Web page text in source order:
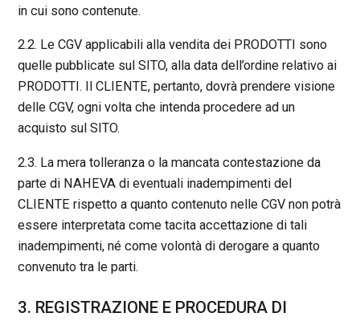
in cui sono contenute.
2.2. Le CGV applicabili alla vendita dei PRODOTTI sono
quelle pubblicate sul SITO, alla data dell’ordine relativo ai
PRODOTTI. Il CLIENTE, pertanto, dovrà prendere visione
delle CGV, ogni volta che intenda procedere ad un
acquisto sul SITO.
2.3. La mera tolleranza o la mancata contestazione da
parte di NAHEVA di eventuali inadempimenti del
CLIENTE rispetto a quanto contenuto nelle CGV non potrà
essere interpretata come tacita accettazione di tali
inadempimenti, né come volontà di derogare a quanto
convenuto tra le parti.
3. REGISTRAZIONE E PROCEDURA DI